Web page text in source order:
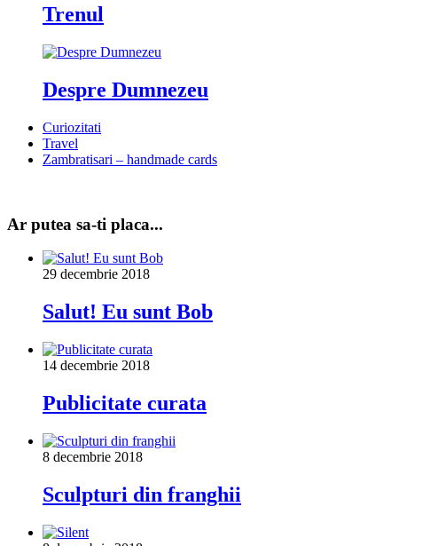
Trenul
Despre Dumnezeu
Curiozitati
Travel
Zambratisari – handmade cards
Ar putea sa-ti placa...
29 decembrie 2018
Salut! Eu sunt Bob
14 decembrie 2018
Publicitate curata
8 decembrie 2018
Sculpturi din franghii